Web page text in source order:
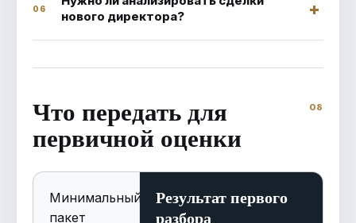
06
нового директора?
Что передать для
первичной оценки
Минимальный
пакет
Результат первого
разбора